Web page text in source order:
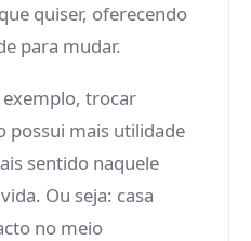
quiser, oferecendo
para mudar.
trocar
possui mais utilidade
sentido naquele
Ou seja: casa
no meio